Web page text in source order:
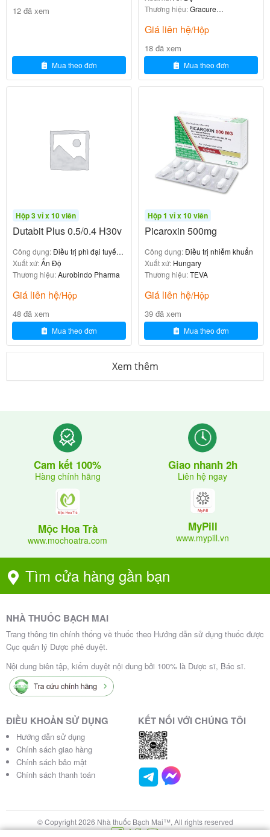
y g
bệnh nhân bệnh gan do Dutasteride được
chuyển hóa rộng rãi tại gan
Ng
ười
cao
Không cần điều chỉnh liều đặc biệt
Xử lý khi quên liều
uống ngay khi nhớ ra
Nếu gần đến thời điểm dùng liều tiếp theo, hãy
qua liều đã quên
và tiếp tục lịch trình bình thường.
Không uống gấp đôi liều
để bù cho liều đã quên.
Chống chỉ định của Dutasteride
TEVA 0.5mg
H30v
Dutasteride TEVA 0.5mg
không được sử dụng
trong các trường hợp sau:
Chống chỉ định
Giải thích
với Dutasteride, các
chất ức chế 5-alpha reducta
se khác hoặc bất kỳ tá dược
nào của thuốc
Nguy cơ phản ứn
g dị ứng
Phụ nữ (đặc biệt là phụ nữ
Trẻ em và thanh thiếu niê
n
Chưa xác định tín
quả
huốc
Tác dụng phụ của Dutasteride TEVA
Như bất kỳ thuốc nào, Dutasteride TEVA 0.5mg có
12 đã xem
Mua theo đơn
Thương hiệu:Gracure
Giá liên hệ/Hộp
18 đã xem
Mua theo đơn
Hộp 3 vỉ x 10 viên
Dutabit Plus 0.5/0.4 H30v
Công dụng:Điều trị phì đại tuyến
tiền liệt lành tính
Xuất xứ:Ấn Độ
Thương hiệu:Aurobindo Pharma
Giá liên hệ/Hộp
48 đã xem
Mua theo đơn
Hộp 1 vỉ x 10 viên
Picaroxin 500mg
Công dụng:Điều trị nhiễm khuẩn
Xuất xứ: Hungary
Thương hiệu:TEVA
Giá liên hệ/Hộp
39 đã xem
Mua theo đơn
Xem thêm
Cam kết 100%
Hàng chính hãng
Giao nhanh 2h
Liên hệ ngay
Mộc Hoa Trà
www.mochoatra.com
MyPill
www.mypill.vn
Tìm cửa hàng gần bạn
NHÀ THUỐC BẠCH MAI
Trang thông tin chính thống về thuốc theo Hướng dẫn sử dụng thuốc được
Cục quản lý Dược phê duyệt.
Nội dung biên tập, kiểm duyệt nội dung bởi 100% là Dược sĩ, Bác sĩ.
ĐIỀU KHOẢN SỬ DỤNG
Hướng dẫn sử dụng
Chính sách giao hàng
Chính sách bảo mật
Chính sách thanh toán
KẾT NỐI VỚI CHÚNG TÔI
© Copyright 2026 Nhà thuốc Bạch Mai™, All rights reserved